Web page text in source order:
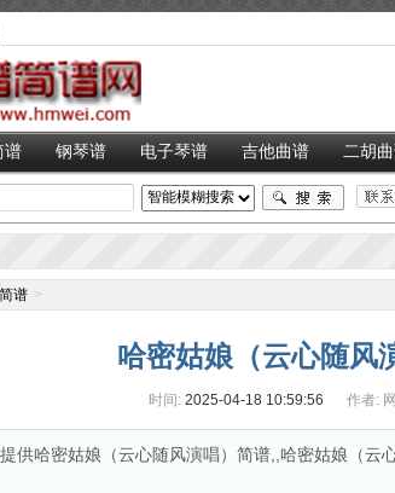
谱 钢琴谱 电子琴谱 吉他曲谱 二胡
简谱 >
哈密姑娘（云心随风
时间: 2025-04-18 10:59:56 作者:
供哈密姑娘（云心随风演唱）简谱,,哈密姑娘（云